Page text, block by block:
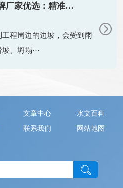
固定式边坡监测雷达品牌厂家优选：精准可靠的主流监测方案
程周边的边坡，会受到雨
、坍塌···
文章中心
水文百科
联系我们
网站地图